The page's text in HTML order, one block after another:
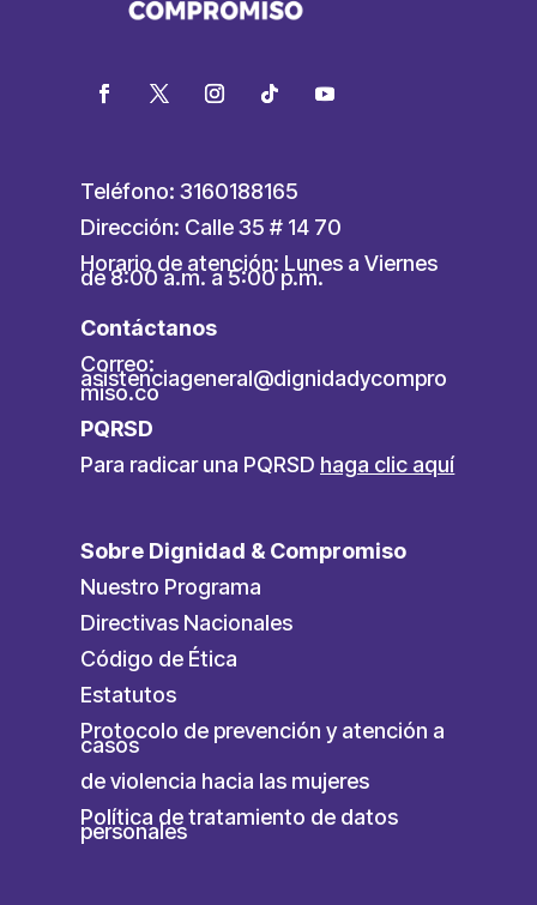
Teléfono: 3160188165
Dirección: Calle 35 # 14 70
Horario de atención: Lunes a Viernes
de 8:00 a.m. a 5:00 p.m.
Contáctanos
Correo:
asistenciageneral@dignidadycompro
miso.co
PQRSD
Para radicar una PQRSD haga clic aquí
Sobre Dignidad & Compromiso
Nuestro Programa
Directivas Nacionales
Código de Ética
Estatutos
Protocolo de prevención y atención a
casos
de violencia hacia las mujeres
Política de tratamiento de datos
personales